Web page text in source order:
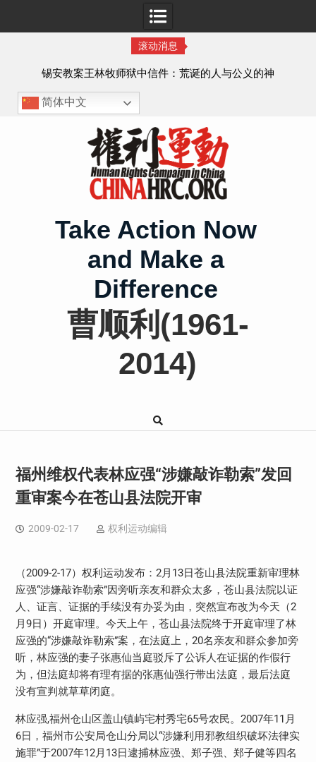
滚动消息
锡安教案王林牧师狱中信件：荒诞的人与公义的神
简体中文
Take Action Now
and Make a
Difference
曹顺利(1961-
2014)
福州维权代表林应强“涉嫌敲诈勒索”发回
重审案今在苍山县法院开审
2009-02-17 权利运动编辑
（2009-2-17）权利运动发布：2月13日苍山县法院重新审理林
应强“涉嫌敲诈勒索”因旁听亲友和群众太多，苍山县法院以证
人、证言、证据的手续没有办妥为由，突然宣布改为今天（2
月9日）开庭审理。今天上午，苍山县法院终于开庭审理了林
应强的“涉嫌敲诈勒索”案，在法庭上，20名亲友和群众参加旁
听，林应强的妻子张惠仙当庭驳斥了公诉人在证据的作假行
为，但法庭却将有理有据的张惠仙强行带出法庭，最后法庭
没有宣判就草草闭庭。
林应强,福州仓山区盖山镇屿宅村秀宅65号农民。2007年11月
6日，福州市公安局仓山分局以“涉嫌利用邪教组织破坏法律实
施罪”于2007年12月13日逮捕林应强、郑子强、郑子健等四名